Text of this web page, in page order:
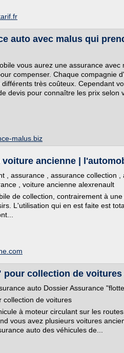
auto avec malus qui
vous aurez une assurance
compenser. Chaque compagnie
très coûteux. Cependant
devis pour connaître les prix selon
malus.biz
ancienne |
, assurance , assurance collection ,
, voiture ancienne alexrenault
contrairement à une
L'utilisation qui en est faite est
collection de voitures
auto Dossier Assurance
collection de voitures
à moteur circulant sur les
vous avez plusieurs voitures
auto des véhicules de...